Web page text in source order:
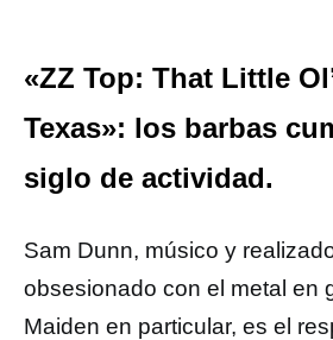
«ZZ Top: That Little
Texas»: los barbas
siglo de actividad.
Sam Dunn, músico y
obsesionado con el metal en
Maiden en particular, es el